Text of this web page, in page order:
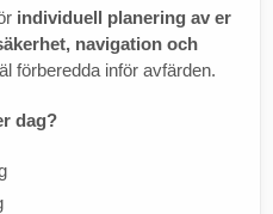
individuell planering av er
navigation och
förberedda inför avfärden.
dag?